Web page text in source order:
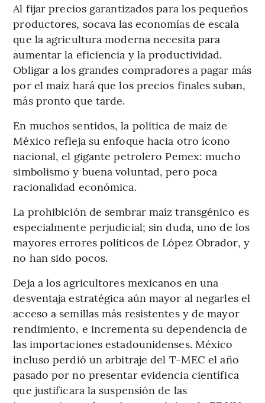
Al fijar precios garantizados para los pequeños
productores, socava las economías de escala
que la agricultura moderna necesita para
aumentar la eficiencia y la productividad.
Obligar a los grandes compradores a pagar más
por el maíz hará que los precios finales suban,
más pronto que tarde.
En muchos sentidos, la política de maíz de
México refleja su enfoque hacia otro ícono
nacional, el gigante petrolero Pemex: mucho
simbolismo y buena voluntad, pero poca
racionalidad económica.
La prohibición de sembrar maíz transgénico es
especialmente perjudicial; sin duda, uno de los
mayores errores políticos de López Obrador, y
no han sido pocos.
Deja a los agricultores mexicanos en una
desventaja estratégica aún mayor al negarles el
acceso a semillas más resistentes y de mayor
rendimiento, e incrementa su dependencia de
las importaciones estadounidenses. México
incluso perdió un arbitraje del T-MEC el año
pasado por no presentar evidencia científica
que justificara la suspensión de las